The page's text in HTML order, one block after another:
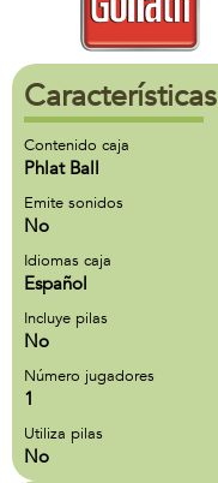
Características
Contenido caja
Phlat Ball
Emite sonidos
No
Idiomas caja
Español
Incluye pilas
No
Número jugadores
1
Utiliza pilas
No